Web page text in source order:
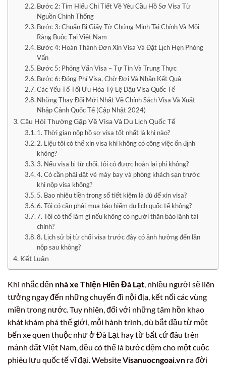
Bước 2: Tìm Hiểu Chi Tiết Về Yêu Cầu Hồ Sơ Visa Từ
Nguồn Chính Thống
Bước 3: Chuẩn Bị Giấy Tờ Chứng Minh Tài Chính Và Mối
Ràng Buộc Tại Việt Nam
Bước 4: Hoàn Thành Đơn Xin Visa Và Đặt Lịch Hẹn Phỏng
Vấn
Bước 5: Phỏng Vấn Visa – Tự Tin Và Trung Thực
Bước 6: Đóng Phí Visa, Chờ Đợi Và Nhận Kết Quả
Các Yếu Tố Tối Ưu Hóa Tỷ Lệ Đậu Visa Quốc Tế
Những Thay Đổi Mới Nhất Về Chính Sách Visa Và Xuất
Nhập Cảnh Quốc Tế (Cập Nhật 2024)
Câu Hỏi Thường Gặp Về Visa Và Du Lịch Quốc Tế
1. Thời gian nộp hồ sơ visa tốt nhất là khi nào?
2. Liệu tôi có thể xin visa khi không có công việc ổn định
không?
3. Nếu visa bị từ chối, tôi có được hoàn lại phí không?
4. Có cần phải đặt vé máy bay và phòng khách sạn trước
khi nộp visa không?
5. Bao nhiêu tiền trong sổ tiết kiệm là đủ để xin visa?
6. Tôi có cần phải mua bảo hiểm du lịch quốc tế không?
7. Tôi có thể làm gì nếu không có người thân bảo lãnh tài
chính?
8. Lịch sử bị từ chối visa trước đây có ảnh hưởng đến lần
nộp sau không?
Kết Luận
Khi nhắc đến nhà xe Thiện Hiền Đà Lạt, nhiều người sẽ liên
tưởng ngay đến những chuyến đi nội địa, kết nối các vùng
miền trong nước. Tuy nhiên, đối với những tâm hồn khao
khát khám phá thế giới, mỗi hành trình, dù bắt đầu từ một
bến xe quen thuộc như ở Đà Lạt hay từ bất cứ đâu trên
mảnh đất Việt Nam, đều có thể là bước đệm cho một cuộc
phiêu lưu quốc tế vĩ đại. WebsiteVisanuocngoai.vn ra đời